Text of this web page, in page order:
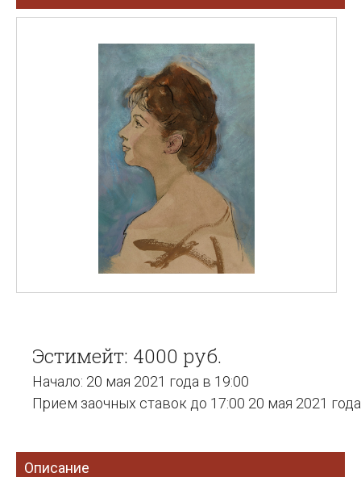
Эстимейт: 4000 руб.
Начало: 20 мая 2021 года в 19:00
Прием заочных ставок до 17:00 20 мая 2021 года
Описание